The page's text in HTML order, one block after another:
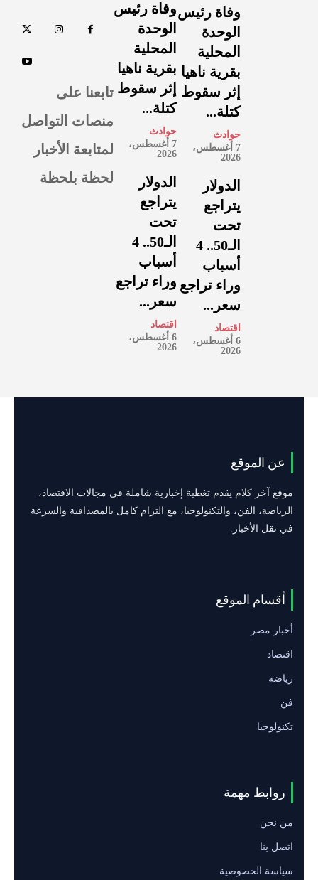
وفاة رئيس
الوحدة
المحلية
بقرية ناهيا
إثر سقوط
كتلة...
حوادث
7 أغسطس،
2026
الدولار
يتراجع
تحت
الـ50.. 4
أسباب
وراء تراجع
سعر...
اقتصاد
6 أغسطس،
2026
وفاة رئيس
الوحدة
المحلية
بقرية ناهيا
إثر سقوط
كتلة...
حوادث
7 أغسطس،
2026
الدولار
يتراجع
تحت
الـ50.. 4
أسباب
وراء تراجع
سعر...
اقتصاد
6 أغسطس،
2026
تابعنا على
منصات التواصل
لمتابعة الأخبار
لحظة بلحظة
عن الموقع
موقع آخر كلام يقدم تغطية إخبارية شاملة في مجالات الاقتصاد،
الرياضة، الفن، والتكنولوجيا، مع التزام كامل بالمصداقية والسرعة
في نقل الأخبار.
أقسام الموقع
أخبار مصر
اقتصاد
رياضة
فن
تكنولوجيا
روابط مهمة
من نحن
اتصل بنا
سياسة الخصوصية